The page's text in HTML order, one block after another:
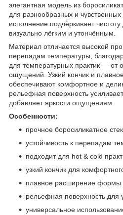
элегантная модель из
для разнообразных и
исполнение подчёркивает
визуально лёгким и утончённым.
Материал отличается высокой
перепадам температуры,
для температурных практик — от
ощущений. Узкий кончик и
обеспечивают комфортное и
рельефная поверхность
добавляет яркости ощущениям.
Особенности:
прочное боросиликатное
устойчивость к перепадам
подходит для hot & cold
узкий кончик для
плавное расширение формы
рельефная поверхность
универсальное